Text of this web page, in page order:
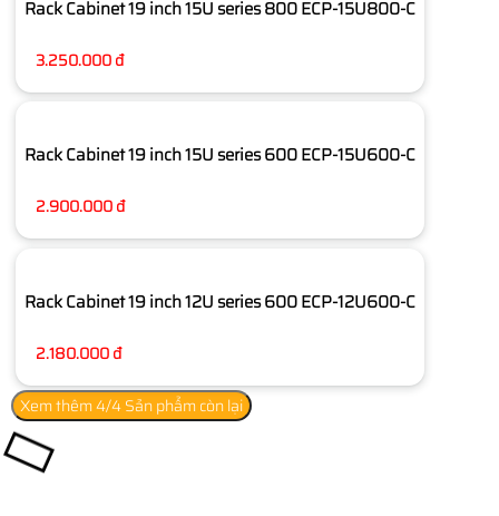
Rack Cabinet 19 inch 15U series 800 ECP-15U800-C
3.250.000 đ
Rack Cabinet 19 inch 15U series 600 ECP-15U600-C
2.900.000 đ
Rack Cabinet 19 inch 12U series 600 ECP-12U600-C
2.180.000 đ
Xem thêm4/4 Sản phẩm còn lại